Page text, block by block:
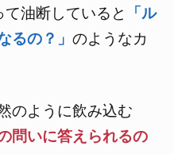
油断していると
「ル
の？」のようなカ
のように飲み込む
問いに答えられるの